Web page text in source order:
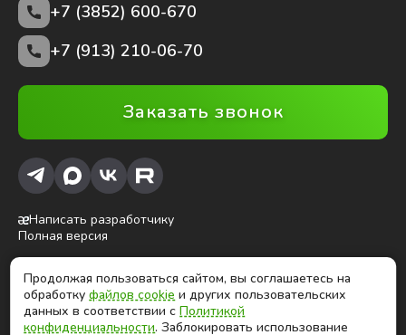
+7 (3852) 600-670
+7 (913) 210-06-70
Заказать звонок
Написать разработчику
Полная версия
ⓒ Глобалтек, 2026
Цены на сайте не являются публичной офертой
Продолжая пользоваться сайтом, вы соглашаетесь на
обработкуфайлов cookie и других пользовательских
данных в соответствии сПолитикой
конфиденциальности. Заблокировать использование